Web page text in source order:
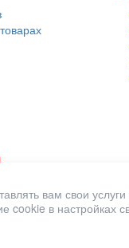
характеристик,
Статьи
владельцев
вам свои услуги
cookie в настройках